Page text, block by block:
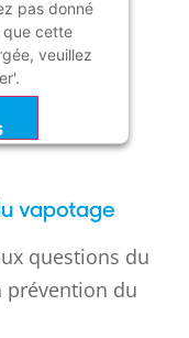
pas donné
que cette
veuillez
Consent
vapotage
questions du
prévention du